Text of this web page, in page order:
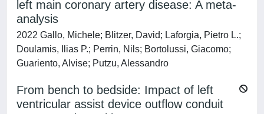
left main coronary artery disease: A meta-
analysis
2022 Gallo, Michele; Blitzer, David; Laforgia, Pietro L.;
Doulamis, Ilias P.; Perrin, Nils; Bortolussi, Giacomo;
Guariento, Alvise; Putzu, Alessandro
From bench to bedside: Impact of left
ventricular assist device outflow conduit